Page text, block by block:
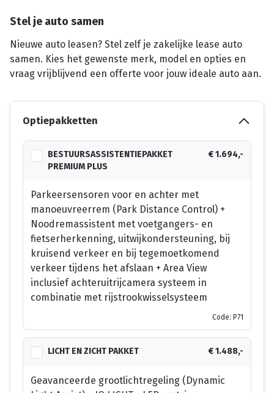
Stel je auto samen
Nieuwe auto leasen? Stel zelf je zakelijke lease auto
samen. Kies het gewenste merk, model en opties en
vraag vrijblijvend een offerte voor jouw ideale auto aan.
Optiepakketten
BESTUURSASSISTENTIEPAKKET
PREMIUM PLUS
€ 1.694,-
Parkeersensoren voor en achter met
manoeuvreerrem (Park Distance Control) +
Noodremassistent met voetgangers- en
fietserherkenning, uitwijkondersteuning, bij
kruisend verkeer en bij tegemoetkomend
verkeer tijdens het afslaan + Area View
inclusief achteruitrijcamera systeem in
combinatie met rijstrookwisselsysteem
Code: P71
LICHT EN ZICHT PAKKET € 1.488,-
Geavanceerde grootlichtregeling (Dynamic